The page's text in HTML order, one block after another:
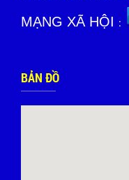
MẠNG XÃ HỘI :
BẢN ĐỒ